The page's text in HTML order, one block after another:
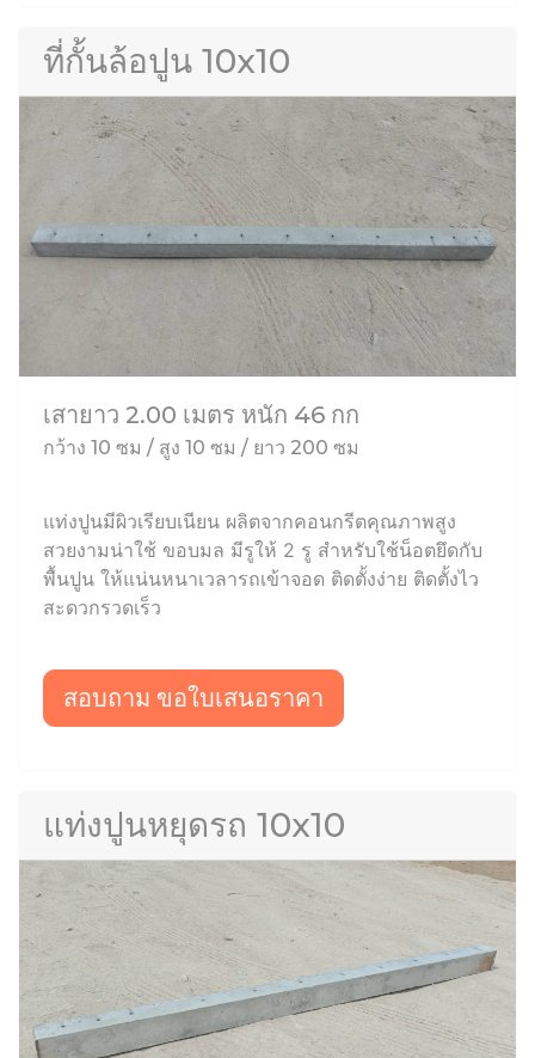
ที่กั้นล้อปูน 10x10
เสายาว 2.00 เมตร หนัก 46 กก
กว้าง 10 ซม / สูง 10 ซม / ยาว 200 ซม
แท่งปูนมีผิวเรียบเนียน ผลิตจากคอนกรีตคุณภาพสูง
สวยงามน่าใช้ ขอบมล มีรูให้ 2 รู สำหรับใช้น็อตยึดกับ
พื้นปูน ให้แน่นหนาเวลารถเข้าจอด ติดตั้งง่าย ติดตั้งไว
สะดวกรวดเร็ว
สอบถาม ขอใบเสนอราคา
แท่งปูนหยุดรถ 10x10